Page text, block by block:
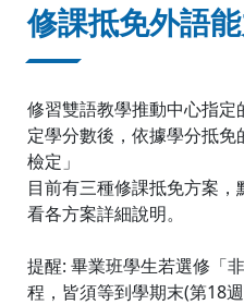
修課抵免外語
修習雙語教學推動中心指
定學分數後，依據學分抵
檢定」
目前有三種修課抵免方案，
看各方案詳細說明。
提醒: 畢業班學生若選修「
程，皆須等到學期末(第18